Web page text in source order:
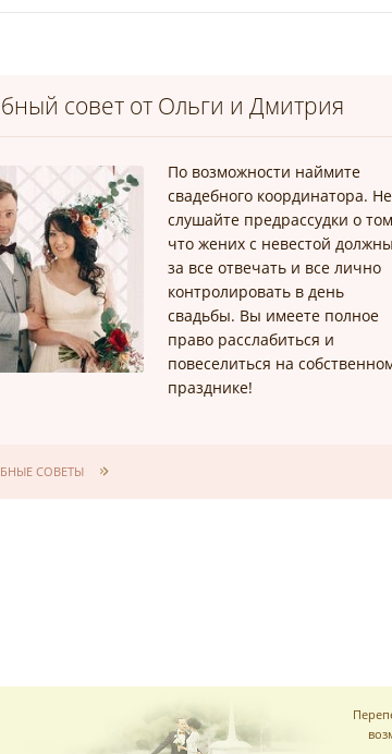
совет от Ольги и Дмитрия
По возможности наймите
свадебного координатора. Не
слушайте предрассудки о
что жених с невестой должны
за все отвечать и все лично
контролировать в день
свадьбы. Вы имеете полное
право расслабиться и
повеселиться на
празднике!
СОВЕТЫ